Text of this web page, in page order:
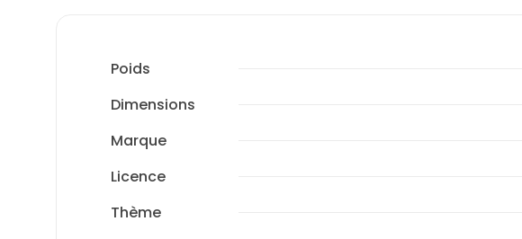
Poids
Dimensions
Marque
Licence
Thème